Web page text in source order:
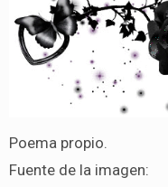
Poema propio.
Fuente de la imagen: